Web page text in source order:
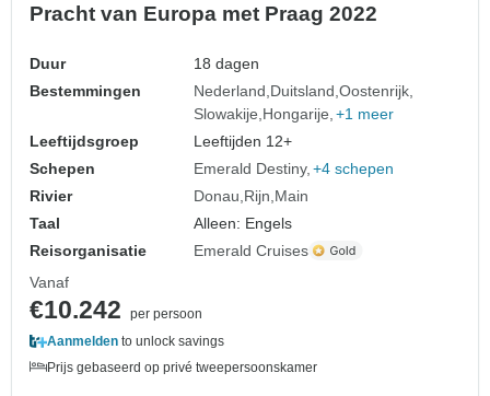
Pracht van Europa met Praag 2022
Duur
18 dagen
Bestemmingen
Nederland Duitsland Oostenrijk
Slowakije Hongarije +1 meer
Leeftijdsgroep
Leeftijden 12+
Schepen
Emerald Destiny +4 schepen
Rivier
Donau Rijn Main
Taal
Alleen: Engels
Reisorganisatie
Emerald Cruises
Vanaf
€10.242
per persoon
Aanmelden to unlock savings
Prijs gebaseerd op privé tweepersoonskamer